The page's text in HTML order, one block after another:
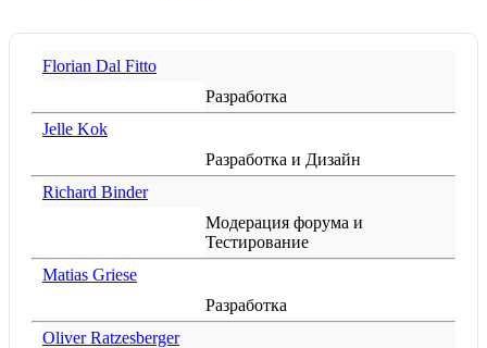
Florian Dal Fitto
Разработка
Jelle Kok
Разработка и Дизайн
Richard Binder
Модерация форума и
Тестирование
Matias Griese
Разработка
Oliver Ratzesberger